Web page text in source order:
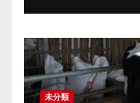
未分類